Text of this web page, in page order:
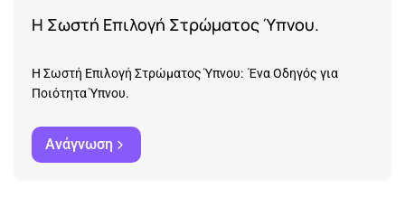
Η Σωστή Επιλογή Στρώματος Ύπνου.
Η Σωστή Επιλογή Στρώματος Ύπνου: Ένα Οδηγός για
Ποιότητα Ύπνου.
Ανάγνωση